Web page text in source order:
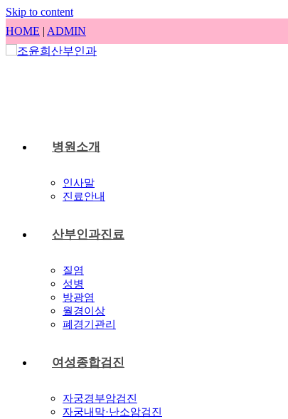
Skip to content
HOME | ADMIN
병원소개
인사말
진료안내
산부인과진료
질염
성병
방광염
월경이상
폐경기관리
여성종합검진
자궁경부암검진
자궁내막·난소암검진